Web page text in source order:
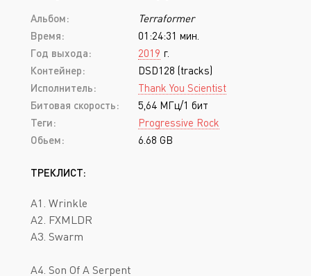
Альбом:
Terraformer
Время:
01:24:31 мин.
Год выхода:
2019 г.
Контейнер:
DSD128 (tracks)
Исполнитель:
Thank You Scientist
Битовая скорость:
5,64 МГц/1 бит
Теги:
Progressive Rock
Обьем:
6.68 GB
ТРЕКЛИСТ:
A1. Wrinkle
A2. FXMLDR
A3. Swarm
A4. Son Of A Serpent